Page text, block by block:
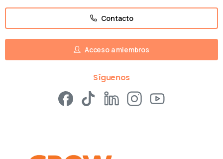
Contacto
Acceso a miembros
Síguenos